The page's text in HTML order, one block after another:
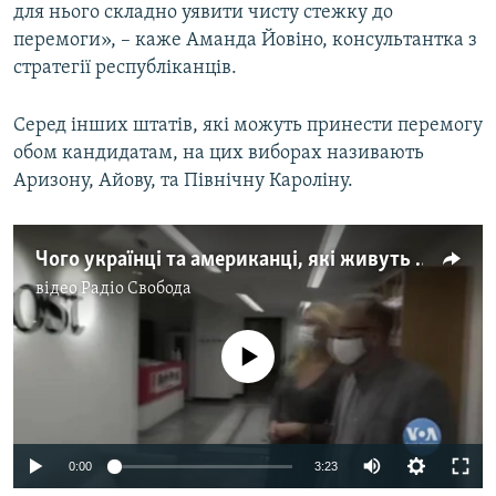
для нього складно уявити чисту стежку до
перемоги», – каже Аманда Йовіно, консультантка з
стратегії республіканців.
Серед інших штатів, які можуть принести перемогу
обом кандидатам, на цих виборах називають
Аризону, Айову, та Північну Кароліну.
Чого українці та американці, які живуть у Києві, очікують від результатів виборів у США? (відео)
відеоРадіо Свобода
No media source currently available
0:00 3:23